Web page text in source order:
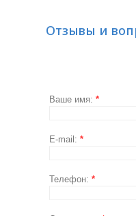
Отзывы и
Ваше имя:*
E-mail:*
Телефон:*